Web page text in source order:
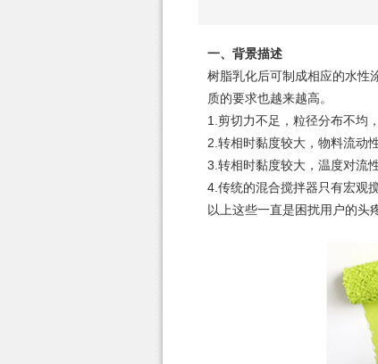
一、背景描述
树脂乳化后可制成相应的水性
质的要求也越来越高。
1.剪切力不足，粒径分布不均
2.转相时黏度较大，物料流动
3.转相时黏度较大，温度对流
4.传统的混合搅拌器只有宏观
以上这些一直是困扰用户的头